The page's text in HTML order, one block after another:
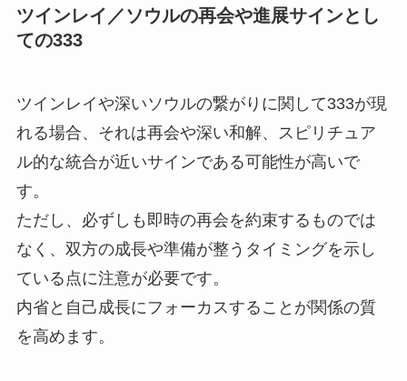
ツインレイ／ソウルの再会や進展サインとし
ての333
ツインレイや深いソウルの繋がりに関して333が現
れる場合、それは再会や深い和解、スピリチュア
ル的な統合が近いサインである可能性が高いで
す。
ただし、必ずしも即時の再会を約束するものでは
なく、双方の成長や準備が整うタイミングを示し
ている点に注意が必要です。
内省と自己成長にフォーカスすることが関係の質
を高めます。